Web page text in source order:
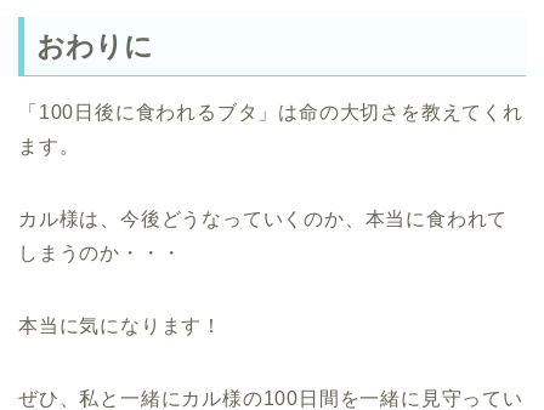
おわりに
「100日後に食われるブタ」は命の大切さを教えてくれ
ます。
カル様は、今後どうなっていくのか、本当に食われて
しまうのか・・・
本当に気になります！
ぜひ、私と一緒にカル様の100日間を一緒に見守ってい